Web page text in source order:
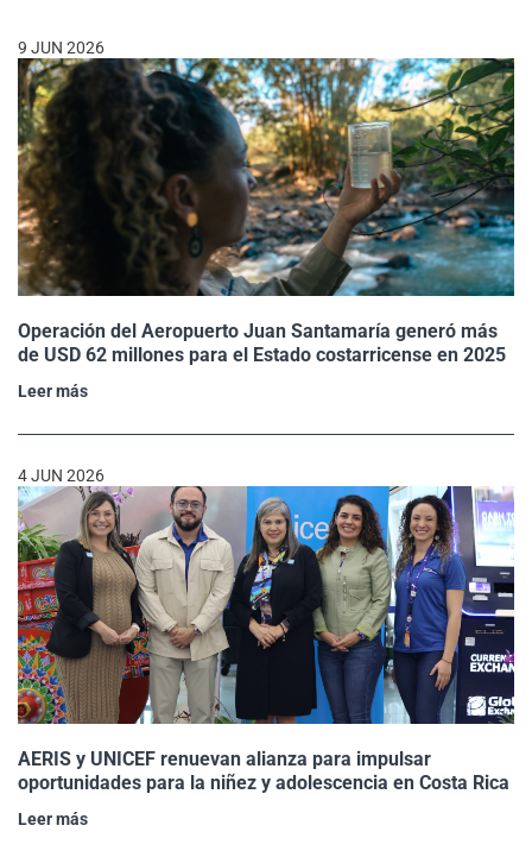
9 JUN 2026
Operación del Aeropuerto Juan Santamaría generó más
de USD 62 millones para el Estado costarricense en 2025
Leer más
4 JUN 2026
AERIS y UNICEF renuevan alianza para impulsar
oportunidades para la niñez y adolescencia en Costa Rica
Leer más